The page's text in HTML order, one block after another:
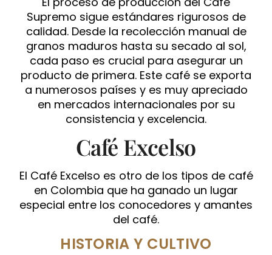
Supremo sigue estándares rigurosos de
calidad. Desde la recolección manual de
granos maduros hasta su secado al sol,
cada paso es crucial para asegurar un
producto de primera. Este café se exporta
a numerosos países y es muy apreciado
en mercados internacionales por su
consistencia y excelencia.
Café Excelso
El Café Excelso es otro de los tipos de café
en Colombia que ha ganado un lugar
especial entre los conocedores y amantes
del café.
HISTORIA Y CULTIVO